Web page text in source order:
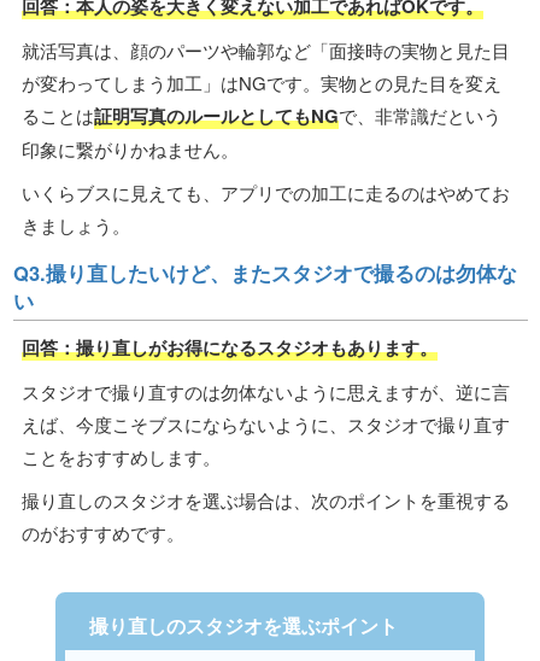
回答：本人の姿を大きく変えない加工であればOKです。
就活写真は、顔のパーツや輪郭など「面接時の実物と見た目
が変わってしまう加工」はNGです。実物との見た目を変え
ることは証明写真のルールとしてもNGで、非常識だという
印象に繋がりかねません。
いくらブスに見えても、アプリでの加工に走るのはやめてお
きましょう。
Q3.撮り直したいけど、またスタジオで撮るのは勿体な
い
回答：撮り直しがお得になるスタジオもあります。
スタジオで撮り直すのは勿体ないように思えますが、逆に言
えば、今度こそブスにならないように、スタジオで撮り直す
ことをおすすめします。
撮り直しのスタジオを選ぶ場合は、次のポイントを重視する
のがおすすめです。
撮り直しのスタジオを選ぶポイント